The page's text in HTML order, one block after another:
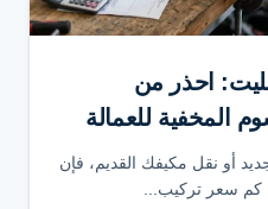
احذر من
المخفية للعمالة
أو نقل مكيفك القديم، فإن
كم سعر تركيب...